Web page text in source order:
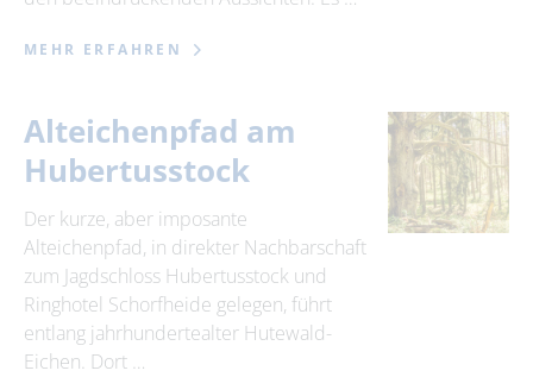
MEHR ERFAHREN
Alteichenpfad am
Hubertusstock
Der kurze, aber imposante
Alteichenpfad, in direkter Nachbarschaft
zum Jagdschloss Hubertusstock und
Ringhotel Schorfheide gelegen, führt
entlang jahrhundertealter Hutewald-
Eichen. Dort …